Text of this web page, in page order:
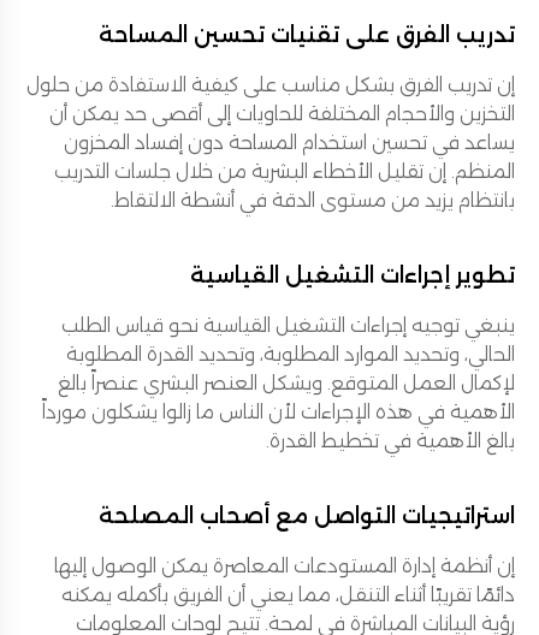
تدريب الفرق على تقنيات تحسين المساحة
إن تدريب الفرق بشكل مناسب على كيفية الاستفادة من حلول
التخزين والأحجام المختلفة للحاويات إلى أقصى حد يمكن أن
يساعد في تحسين استخدام المساحة دون إفساد المخزون
المنظم. إن تقليل الأخطاء البشرية من خلال جلسات التدريب
بانتظام يزيد من مستوى الدقة في أنشطة الالتقاط.
تطوير إجراءات التشغيل القياسية
ينبغي توجيه إجراءات التشغيل القياسية نحو قياس الطلب
الحالي، وتحديد الموارد المطلوبة، وتحديد القدرة المطلوبة
لإكمال العمل المتوقع. ويشكل العنصر البشري عنصراً بالغ
الأهمية في هذه الإجراءات لأن الناس ما زالوا يشكلون مورداً
بالغ الأهمية في تخطيط القدرة.
استراتيجيات التواصل مع أصحاب المصلحة
إن أنظمة إدارة المستودعات المعاصرة يمكن الوصول إليها
دائمًا تقريبًا أثناء التنقل، مما يعني أن الفريق بأكمله يمكنه
رؤية البيانات المباشرة في لمحة. تتيح لوحات المعلومات